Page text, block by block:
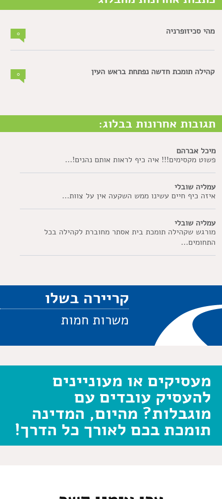
מהי סכיזופרניה
קהילה תומכת חדשה נפתחת בראש העין
תגובות אחרונות בבלוג:
מיכל אברהם
פשוט מקסימים!!! איה כיף לראות אותם נהנים!...
עמליה שובלי
איזה כיף חיים עשינו ממש השקעה אין על צוות...
עמליה שובלי
מורגש שקהילה תומכת בית אסתר מחוברת לקהילה בכל
התחומים...
קריירה בשלו
משרות חמות
מעסיקים או מעוניינים
להעסיק עובדים עם
מוגבלות? מהיום, המדינה
תומכת בכם לאורך כל הדרך!